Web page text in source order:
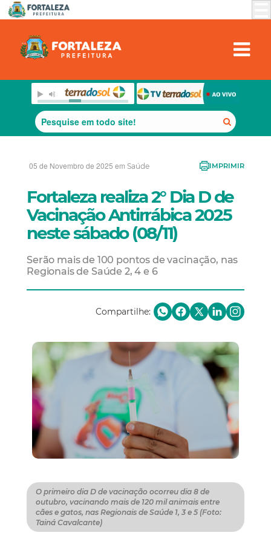
05 de Novembro de 2025 em Saúde IMPRIMIR
Fortaleza realiza 2° Dia D de
Vacinação Antirrábica 2025
neste sábado (08/11)
Serão mais de 100 pontos de vacinação, nas
Regionais de Saúde 2, 4 e 6
Compartilhe:
O primeiro dia D de vacinação ocorreu dia 8 de
outubro, vacinando mais de 120 mil animais entre
cães e gatos, nas Regionais de Saúde 1, 3 e 5 (Foto:
Tainá Cavalcante)